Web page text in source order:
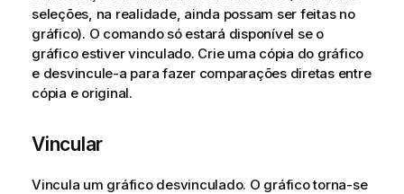
seleções, na realidade, ainda possam ser feitas no
gráfico). O comando só estará disponível se o
gráfico estiver vinculado. Crie uma cópia do gráfico
e desvincule-a para fazer comparações diretas entre
cópia e original.
Vincular
Vincula um gráfico desvinculado. O gráfico torna-se